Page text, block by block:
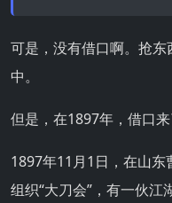
可是，没有借口啊。抢
中。
但是，在1897年，借口来
1897年11月1日，在山
组织“大刀会”，有一伙